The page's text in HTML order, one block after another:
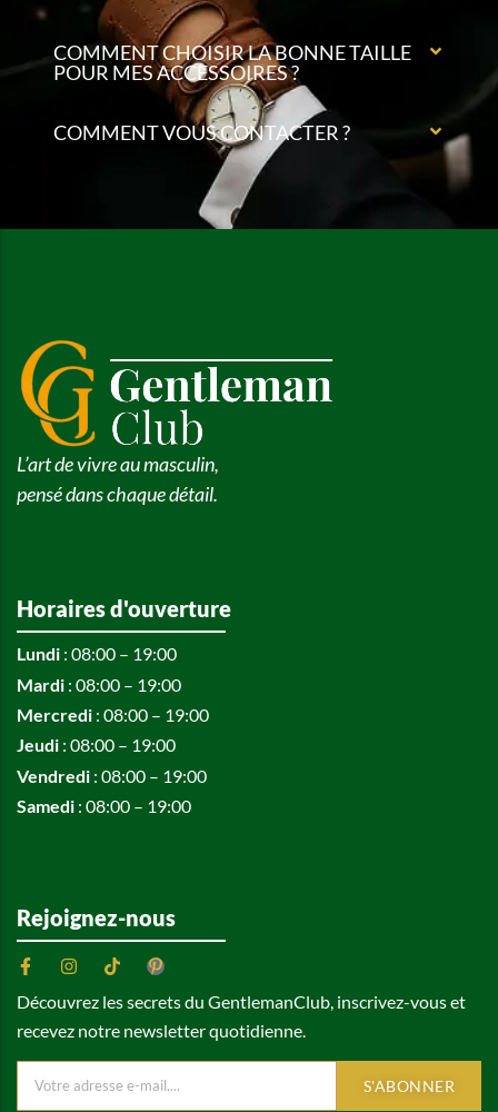
COMMENT CHOISIR LA BONNE TAILLE
POUR MES ACCESSOIRES ?
COMMENT VOUS CONTACTER ?
L’art de vivre au masculin,
pensé dans chaque détail.
Horaires d'ouverture
Lundi : 08:00 – 19:00
Mardi : 08:00 – 19:00
Mercredi : 08:00 – 19:00
Jeudi : 08:00 – 19:00
Vendredi : 08:00 – 19:00
Samedi : 08:00 – 19:00
Rejoignez-nous
Découvrez les secrets du GentlemanClub, inscrivez-vous et
recevez notre newsletter quotidienne.
S'ABONNER